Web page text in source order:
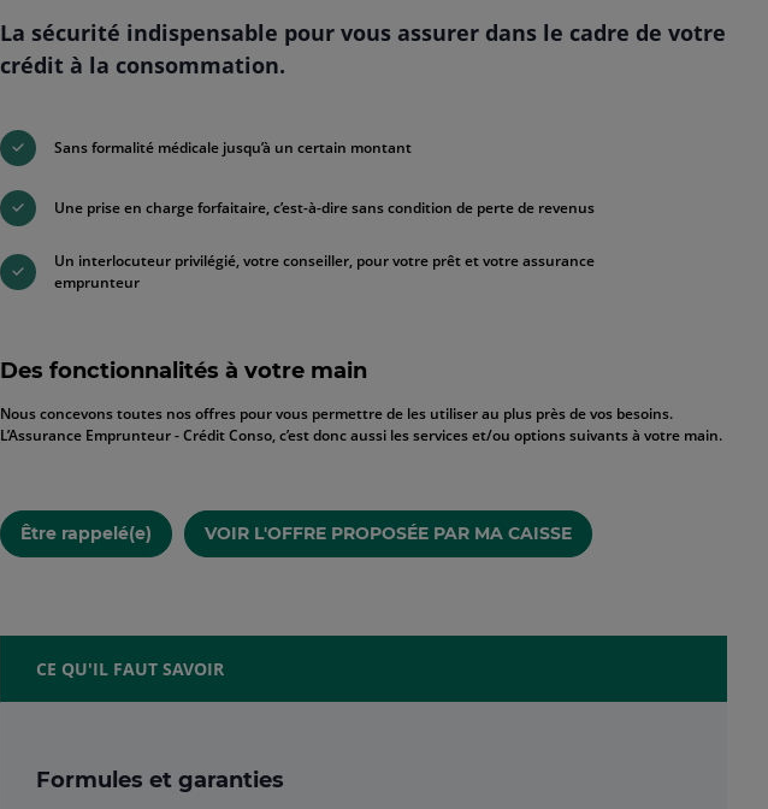
La sécurité indispensable pour vous assurer dans le cadre de votre
crédit à la consommation.
Sans formalité médicale jusqu’à un certain montant
Une prise en charge forfaitaire, c’est-à-dire sans condition de perte de revenus
Un interlocuteur privilégié, votre conseiller, pour votre prêt et votre assurance
emprunteur
Des fonctionnalités à votre main
Nous concevons toutes nos offres pour vous permettre de les utiliser au plus près de vos besoins.
L’Assurance Emprunteur - Crédit Conso, c’est donc aussi les services et/ou options suivants à votre main.
Être rappelé(e) VOIR L'OFFRE PROPOSÉE PAR MA CAISSE
CE QU'IL FAUT SAVOIR
Formules et garanties